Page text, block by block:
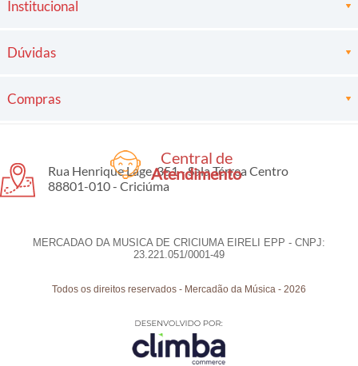
Institucional
Dúvidas
Compras
Central de
Atendimento
Rua Henrique Lage, 351 - Sala Térrea Centro
88801-010 - Criciúma
MERCADAO DA MUSICA DE CRICIUMA EIRELI EPP - CNPJ:
23.221.051/0001-49
Todos os direitos reservados -Mercadão da Música -2026